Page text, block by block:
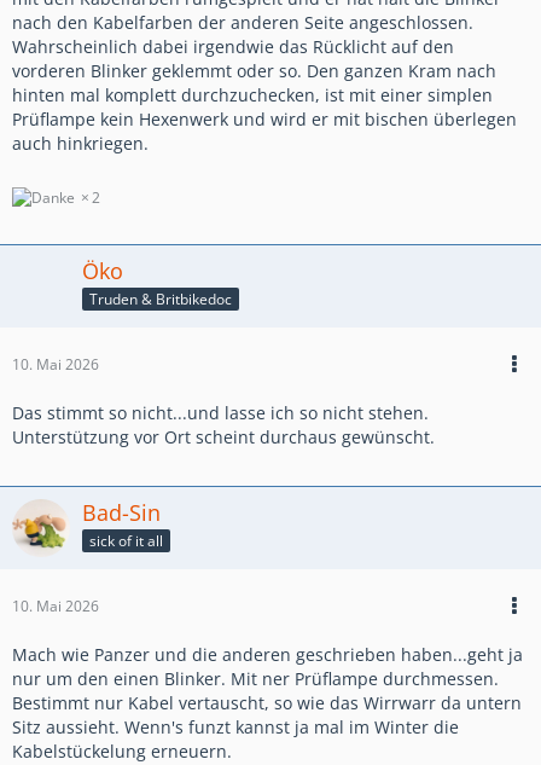
nach den Kabelfarben der anderen Seite angeschlossen.
Wahrscheinlich dabei irgendwie das Rücklicht auf den
vorderen Blinker geklemmt oder so. Den ganzen Kram nach
hinten mal komplett durchzuchecken, ist mit einer simplen
Prüflampe kein Hexenwerk und wird er mit bischen überlegen
auch hinkriegen.
2
Öko
Truden & Britbikedoc
10. Mai 2026
Das stimmt so nicht...und lasse ich so nicht stehen.
Unterstützung vor Ort scheint durchaus gewünscht.
Bad-Sin
sick of it all
10. Mai 2026
Mach wie Panzer und die anderen geschrieben haben...geht ja
nur um den einen Blinker. Mit ner Prüflampe durchmessen.
Bestimmt nur Kabel vertauscht, so wie das Wirrwarr da untern
Sitz aussieht. Wenn's funzt kannst ja mal im Winter die
Kabelstückelung erneuern.